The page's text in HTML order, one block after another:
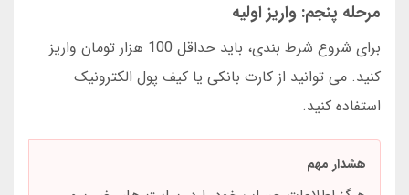
مرحله پنجم: واریز اولیه
برای شروع شرط بندی، باید حداقل 100 هزار تومان واریز
کنید. می توانید از کارت بانکی یا کیف پول الکترونیک
استفاده کنید.
هشدار مهم